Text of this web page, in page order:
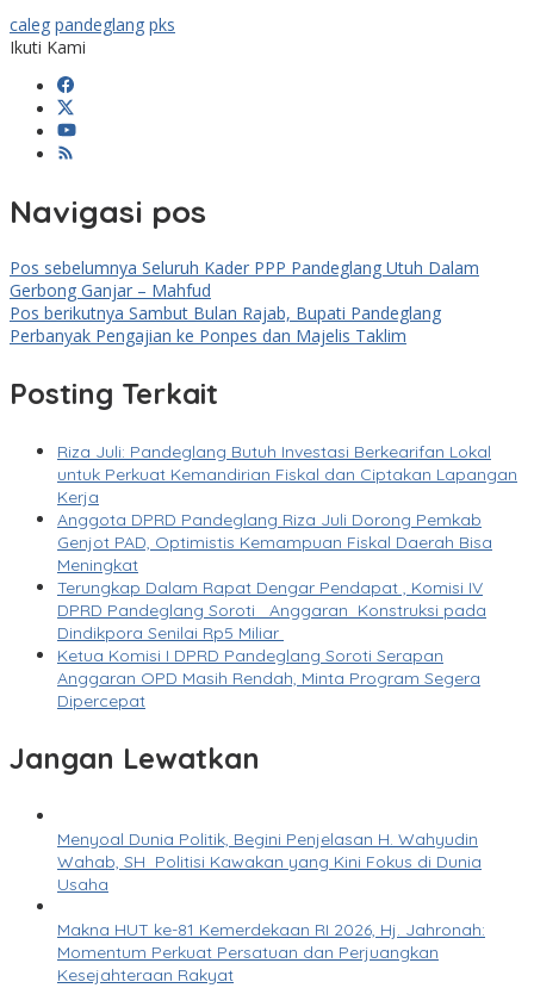
caleg pandeglang pks
Ikuti Kami
Navigasi pos
Pos sebelumnya Seluruh Kader PPP Pandeglang Utuh Dalam
Gerbong Ganjar – Mahfud
Pos berikutnya Sambut Bulan Rajab, Bupati Pandeglang
Perbanyak Pengajian ke Ponpes dan Majelis Taklim
Posting Terkait
Riza Juli: Pandeglang Butuh Investasi Berkearifan Lokal
untuk Perkuat Kemandirian Fiskal dan Ciptakan Lapangan
Kerja
Anggota DPRD Pandeglang Riza Juli Dorong Pemkab
Genjot PAD, Optimistis Kemampuan Fiskal Daerah Bisa
Meningkat
Terungkap Dalam Rapat Dengar Pendapat , Komisi IV
DPRD Pandeglang Soroti Anggaran Konstruksi pada
Dindikpora Senilai Rp5 Miliar
Ketua Komisi I DPRD Pandeglang Soroti Serapan
Anggaran OPD Masih Rendah, Minta Program Segera
Dipercepat
Jangan Lewatkan
Menyoal Dunia Politik, Begini Penjelasan H. Wahyudin
Wahab, SH Politisi Kawakan yang Kini Fokus di Dunia
Usaha
Makna HUT ke-81 Kemerdekaan RI 2026, Hj. Jahronah:
Momentum Perkuat Persatuan dan Perjuangkan
Kesejahteraan Rakyat